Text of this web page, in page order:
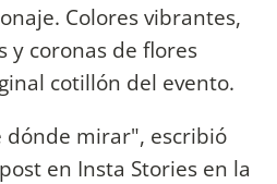
Colores vibrantes,
y coronas de flores
cotillón del evento.
dónde mirar", escribió
en Insta Stories en la